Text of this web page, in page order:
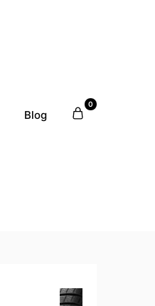
Blog
0